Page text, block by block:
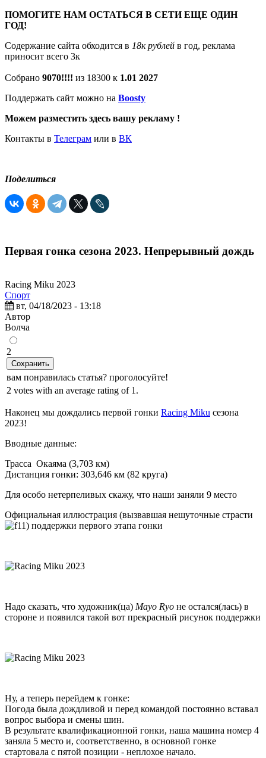
ПОМОГИТЕ НАМ ОСТАТЬСЯ В СЕТИ ЕЩЕ ОДИН
ГОД!
Содержание сайта обходится в 18к рублей в год, реклама
приносит всего 3к
Собрано 9070!!!! из 18300 к 1.01 2027
Поддержать сайт можно на Boosty
Можем разместить здесь вашу рекламу !
Контакты в Телеграм или в ВК
Поделиться
Первая гонка сезона 2023. Непрерывный дождь
Racing Miku 2023
Спорт
вт, 04/18/2023 - 13:18
Автор
Волчa
2
Сохранить
вам понравилась статья? проголосуйте!
2 votes with an average rating of 1.
Наконец мы дождались первой гонки Racing Miku сезона
2023!
Вводные данные:
Трасса Окаяма (3,703 км)
Дистанция гонки: 303,646 км (82 круга)
Для особо нетерпеливых скажу, что наши заняли 9 место
Официальная иллюстрация (вызвавшая нешуточные страсти
) поддержки первого этапа гонки
Надо сказать, что художник(ца) Mayo Ryo не остался(лась) в
стороне и появился такой вот прекрасный рисунок поддержки
Ну, а теперь перейдем к гонке:
Погода была дождливой и перед командой постоянно вставал
вопрос выбора и смены шин.
В результате квалификационной гонки, наша машина номер 4
заняла 5 место и, соответственно, в основной гонке
стартовала с пятой позиции - неплохое начало.